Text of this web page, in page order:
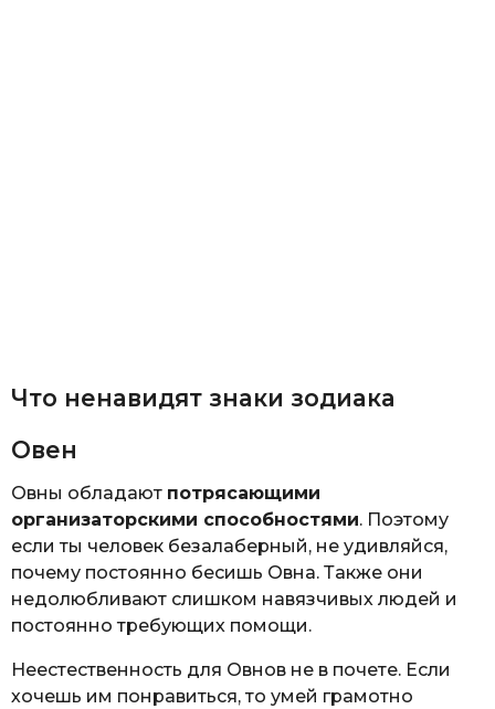
Что ненавидят знаки зодиака
Овен
Овны обладают потрясающими
организаторскими способностями. Поэтому
если ты человек безалаберный, не удивляйся,
почему постоянно бесишь Овна. Также они
недолюбливают слишком навязчивых людей и
постоянно требующих помощи.
Неестественность для Овнов не в почете. Если
хочешь им понравиться, то умей грамотно